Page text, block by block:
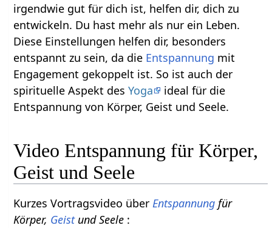
irgendwie gut für dich ist, helfen dir, dich zu
entwickeln. Du hast mehr als nur ein Leben.
Diese Einstellungen helfen dir, besonders
entspannt zu sein, da die Entspannung mit
Engagement gekoppelt ist. So ist auch der
spirituelle Aspekt desYoga
ideal für die
Entspannung von Körper, Geist und Seele.
Video Entspannung für Körper,
Geist und Seele
Kurzes Vortragsvideo überEntspannung für
Körper, Geistund Seele :